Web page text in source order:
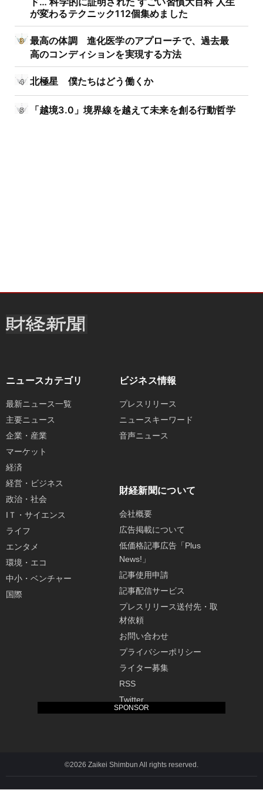
SPONSOR
が変わるテクニック112個集めました
最高の体調 進化医学のアプローチで、過去最
高のコンディションを実現する方法
北極星 僕たちはどう働くか
「越境3.0」境界線を越えて未来を創る行動哲学
ニュースカテゴリ
最新ニュース一覧
主要ニュース
企業・産業
マーケット
経済
経営・ビジネス
政治・社会
IＴ・サイエンス
ライフ
エンタメ
環境・エコ
中小・ベンチャー
国際
ビジネス情報
プレスリリース
ニュースキーワード
音声ニュース
財経新聞について
会社概要
広告掲載について
低価格記事広告「Plus
News!」
記事使用申請
記事配信サービス
プレスリリース送付先・取
材依頼
お問い合わせ
プライバシーポリシー
ライター募集
RSS
Twitter
©2026 Zaikei Shimbun All rights reserved.